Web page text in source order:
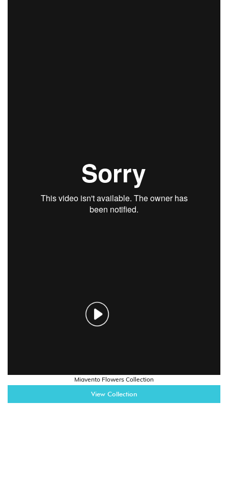
Miavento Flowers Collection
View Collection